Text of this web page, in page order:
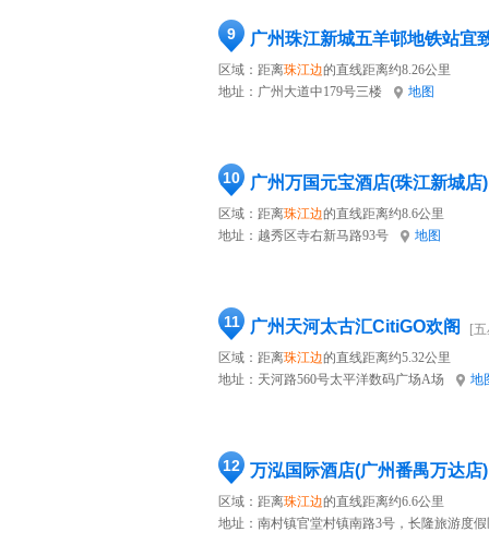
9 广州珠江新城五羊邨地铁站宜
区域：距离珠江边的直线距离约8.26公里
地址： 广州大道中179号三楼 地图
10 广州万国元宝酒店(珠江新城店)
区域：距离珠江边的直线距离约8.6公里
地址： 越秀区寺右新马路93号 地图
11 广州天河太古汇CitiGO欢阁
[
区域：距离珠江边的直线距离约5.32公里
地址： 天河路560号太平洋数码广场A场 地
12 万泓国际酒店(广州番禺万达店)
区域：距离珠江边的直线距离约6.6公里
地址： 南村镇官堂村镇南路3号，长隆旅游度